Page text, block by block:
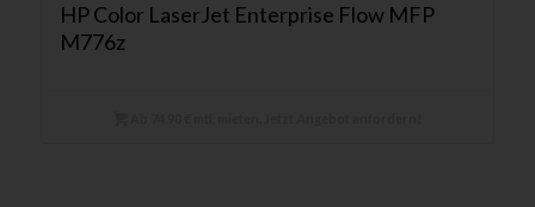
HP Color LaserJet Enterprise Flow MFP
M776z